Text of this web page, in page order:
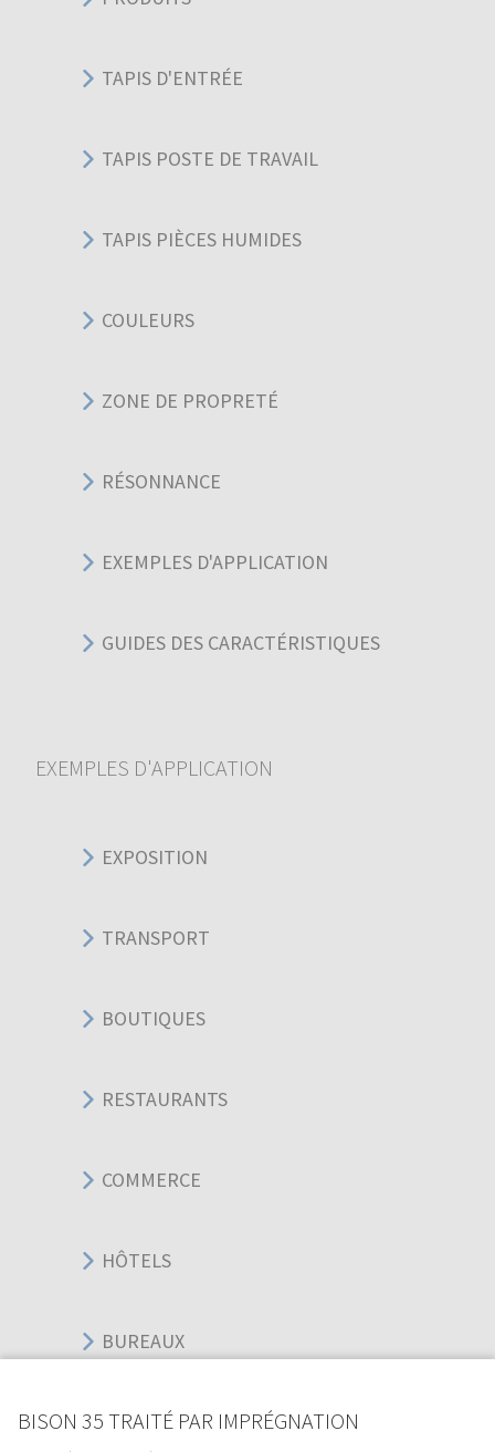
BISON 35 TRAITÉ PAR IMPRÉGNATION
TAPIS D'ENTRÉE
TAPIS POSTE DE TRAVAIL
TAPIS PIÈCES HUMIDES
COULEURS
ZONE DE PROPRETÉ
RÉSONNANCE
EXEMPLES D'APPLICATION
GUIDES DES CARACTÉRISTIQUES
EXEMPLES D'APPLICATION
EXPOSITION
TRANSPORT
BOUTIQUES
RESTAURANTS
COMMERCE
HÔTELS
BUREAUX
SPORT ÉVÉNEMENT